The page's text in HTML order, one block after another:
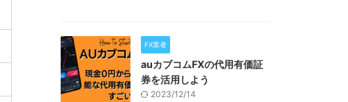
FX業者
auカブコムFXの代用有価証
券を活用しよう
2023/12/14